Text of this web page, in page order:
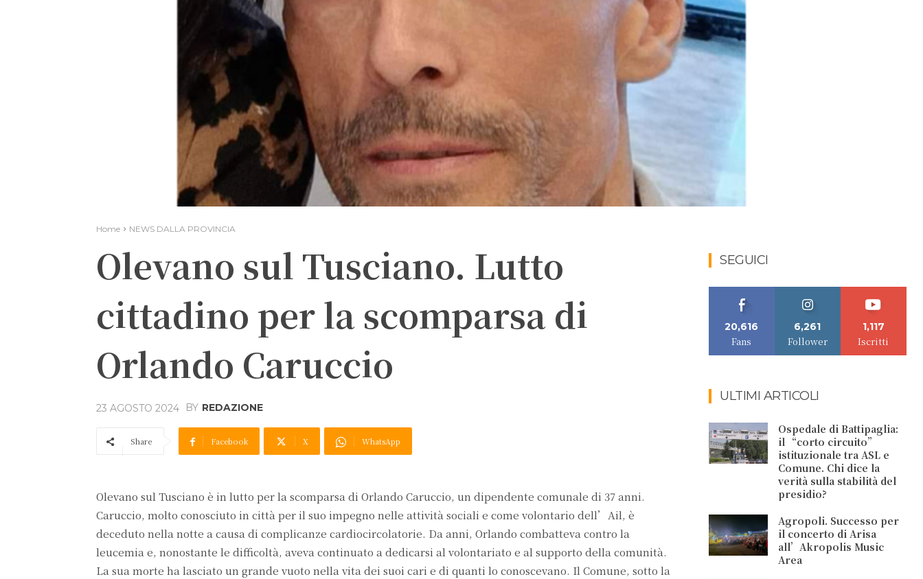
Home NEWS DALLA PROVINCIA
Olevano sul Tusciano. Lutto
cittadino per la scomparsa di
Orlando Caruccio
23 AGOSTO 2024 BY REDAZIONE
Share Facebook X WhatsApp
Olevano sul Tusciano è in lutto per la scomparsa di Orlando Caruccio, un dipendente comunale di 37 anni.
Caruccio, molto conosciuto in città per il suo impegno nelle attività sociali e come volontario dell’Ail, è
deceduto nella notte a causa di complicanze cardiocircolatorie. Da anni, Orlando combatteva contro la
leucemia e, nonostante le difficoltà, aveva continuato a dedicarsi al volontariato e al supporto della comunità.
La sua morte ha lasciato un grande vuoto nella vita dei suoi cari e di quanti lo conoscevano. Il Comune, sotto la
SEGUICI
20,616
Fans
6,261
Follower
1,117
Iscritti
ULTIMI ARTICOLI
Ospedale di Battipaglia:
il “corto circuito”
istituzionale tra ASL e
Comune. Chi dice la
verità sulla stabilità del
presidio?
Agropoli. Successo per
il concerto di Arisa
all’Akropolis Music
Area